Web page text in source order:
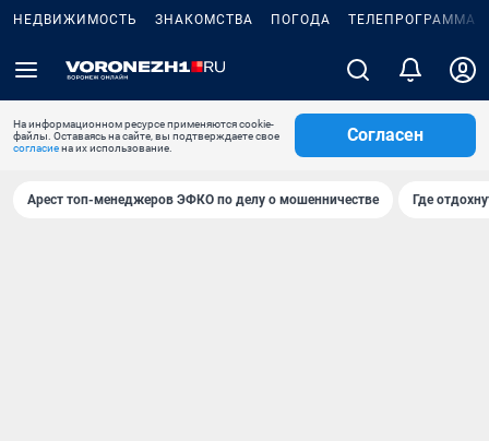
НЕДВИЖИМОСТЬ ЗНАКОМСТВА ПОГОДА ТЕЛЕПРОГРАММА
На информационном ресурсе применяются cookie-
файлы. Оставаясь на сайте, вы подтверждаете свое
согласиена их использование.
Согласен
Арест топ-менеджеров ЭФКО по делу о мошенничестве Где